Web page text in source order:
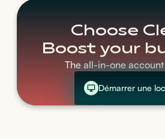
Choose
Boost your
The all-in-one account
Démarrer une